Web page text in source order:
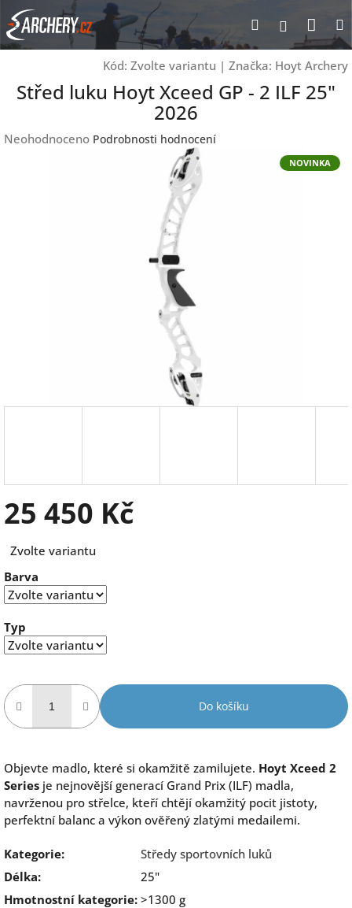
Přejít
na
obsah
Hledat
Kód: Zvolte variantu | Značka: Hoyt Archery
Střed luku Hoyt Xceed GP - 2 ILF 25"
2026
Průměrné
Neohodnoceno Podrobnosti hodnocení
NOVINKA
25 450 Kč
cena:
Zvolte variantu
Barva
Typ
Do košíku
Objevte madlo, které si okamžitě zamilujete. Hoyt Xceed 2
Series je nejnovější generací Grand Prix (ILF) madla,
navrženou pro střelce, kteří chtějí okamžitý pocit jistoty,
perfektní balanc a výkon ověřený zlatými medailemi.
Kategorie:
Středy sportovních luků
Délka:
25"
Hmotnostní kategorie: >1300 g